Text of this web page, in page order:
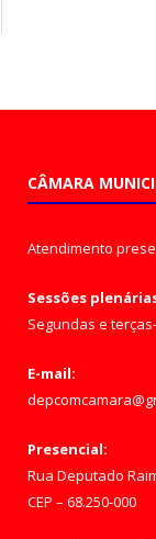
CÂMARA
Atendimento
Sessões
Segundas e
E-mail:
Presencial:
Rua Deputado
CEP – 68.250-000